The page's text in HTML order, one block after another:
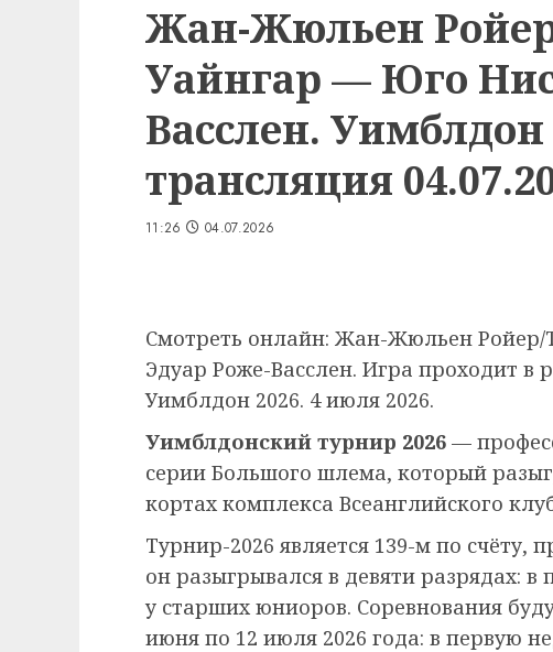
Жан-Жюльен
Уайнгар — Юго
Васслен.
трансляция
11:26 04.07.2026
Смотреть онлайн: Жан-Жюльен
Эдуар Роже-Васслен. Игра проходит в
Уимблдон 2026. 4 июля 2026.
Уимблдонский турнир 2026 —
серии Большого шлема, который
кортах комплекса Всеанглийского
Турнир-2026 является 139-м по счёту,
он разыгрывался в девяти разрядах:
у старших юниоров. Соревнования
июня по 12 июля 2026 года: в первую